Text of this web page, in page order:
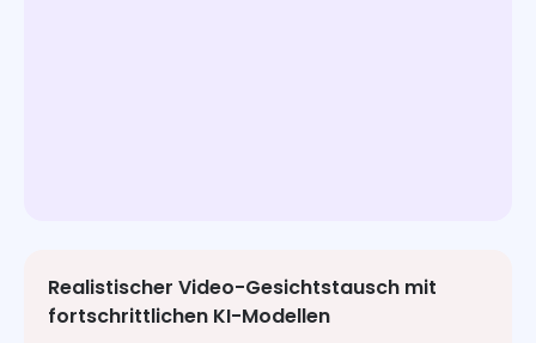
Realistischer Video-Gesichtstausch mit
fortschrittlichen KI-Modellen